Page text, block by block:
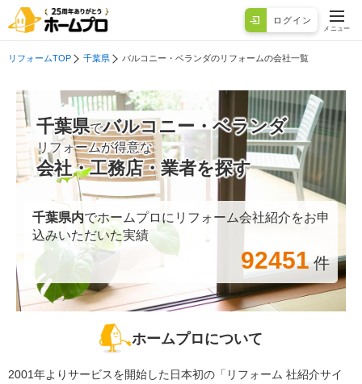
ログイン
メニュー
リフォームTOP 千葉県 バルコニー・ベランダのリフォームの会社一覧
千葉県でバルコニー・ベランダ
リフォームが得意な
会社・工務店・業者を探す
千葉県内でホームプロにリフォーム会社紹介をお申
込みいただいた実績
92451 件
ホームプロについて
2001年よりサービスを開始した日本初の「リフォーム 社紹介サイ